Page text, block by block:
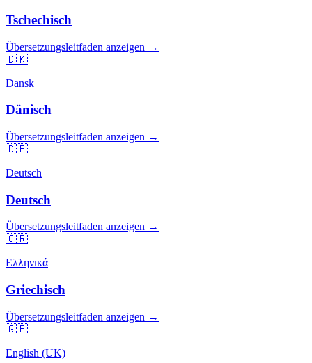
Tschechisch
Übersetzungsleitfaden anzeigen →
🇩🇰
Dansk
Dänisch
Übersetzungsleitfaden anzeigen →
🇩🇪
Deutsch
Deutsch
Übersetzungsleitfaden anzeigen →
🇬🇷
Ελληνικά
Griechisch
Übersetzungsleitfaden anzeigen →
🇬🇧
English (UK)